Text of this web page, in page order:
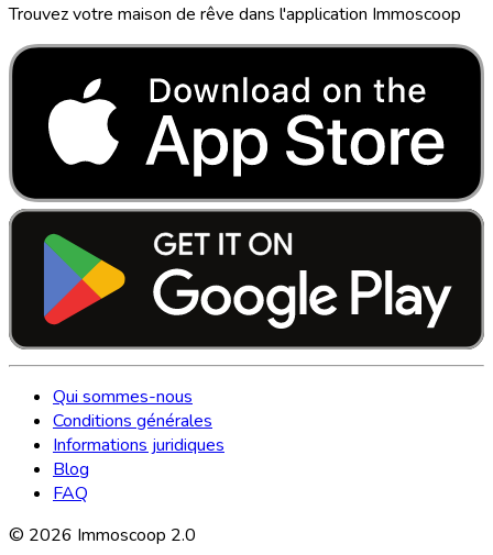
Trouvez votre maison de rêve dans l'application Immoscoop
Qui sommes-nous
Conditions générales
Informations juridiques
Blog
FAQ
© 2026 Immoscoop 2.0